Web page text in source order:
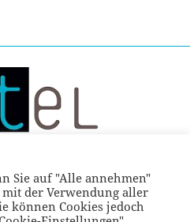
Sie auf "Alle annehmen"
der Verwendung aller
können Cookies jedoch